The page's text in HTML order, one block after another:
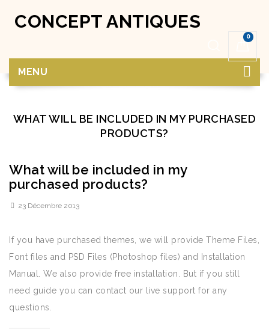
CONCEPT ANTIQUES
0
MENU
WHAT WILL BE INCLUDED IN MY PURCHASED
PRODUCTS?
What will be included in my
purchased products?
23 Décembre 2013
If you have purchased themes, we will provide Theme Files,
Font files and PSD Files (Photoshop files) and Installation
Manual. We also provide free installation. But if you still
need guide you can contact our live support for any
questions.